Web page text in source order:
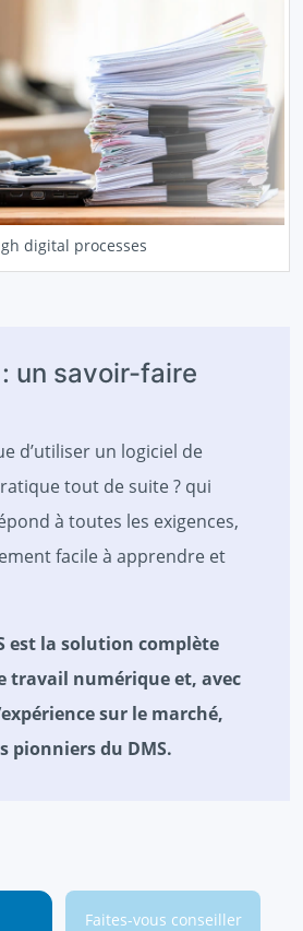
digital processes
un savoir-faire
d’utiliser un logiciel de
tout de suite ? qui
à toutes les exigences,
facile à apprendre et
est la solution complète
travail numérique et, avec
sur le marché,
pionniers du DMS.
Faites-vous conseiller